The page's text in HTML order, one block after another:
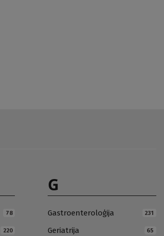
78
220
G
Gastroenteroloģija 231
Geriatrija 65